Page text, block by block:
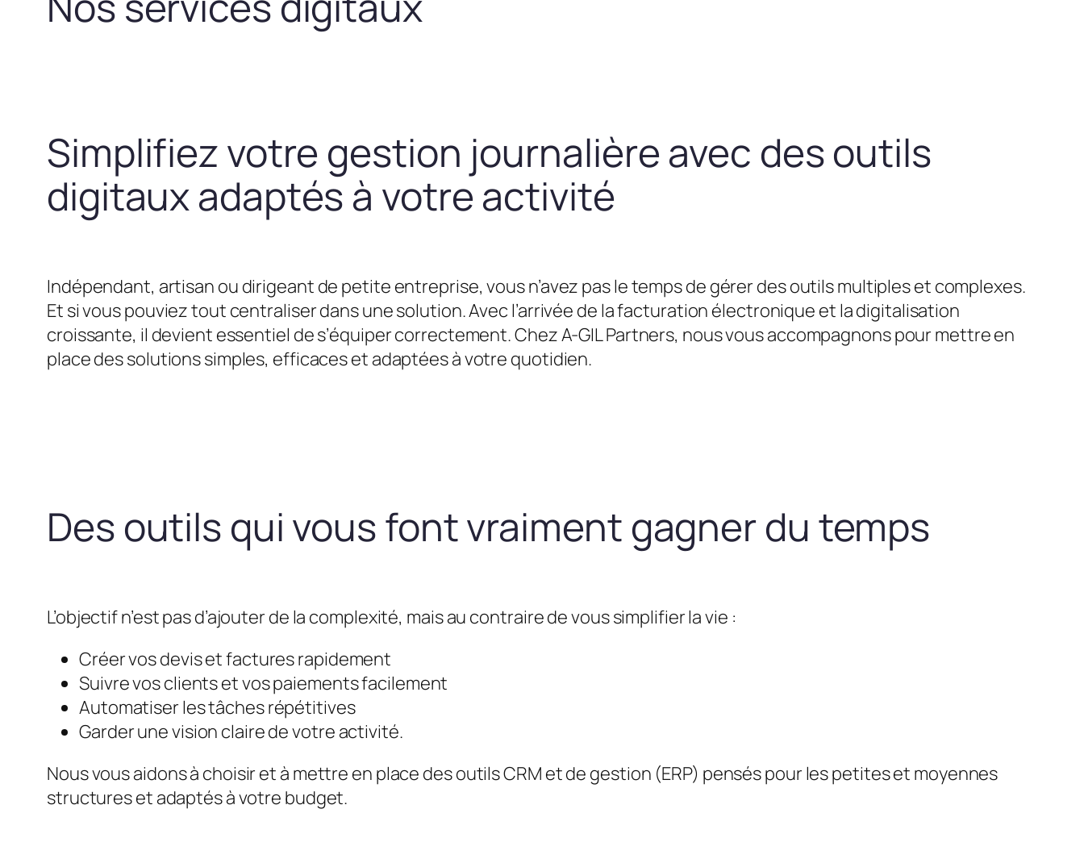
Simplifiez votre gestion journalière avec des outils
digitaux adaptés à votre activité
Indépendant, artisan ou dirigeant de petite entreprise, vous n’avez pas le temps de gérer des outils multiples et complexes.
Et si vous pouviez tout centraliser dans une solution. Avec l’arrivée de la facturation électronique et la digitalisation
croissante, il devient essentiel de s’équiper correctement. Chez A-GIL Partners, nous vous accompagnons pour mettre en
place des solutions simples, efficaces et adaptées à votre quotidien.
Des outils qui vous font vraiment gagner du temps
L’objectif n’est pas d’ajouter de la complexité, mais au contraire de vous simplifier la vie :
Créer vos devis et factures rapidement
Suivre vos clients et vos paiements facilement
Automatiser les tâches répétitives
Garder une vision claire de votre activité.
Nous vous aidons à choisir et à mettre en place des outils CRM et de gestion (ERP) pensés pour les petites et moyennes
structures et adaptés à votre budget.